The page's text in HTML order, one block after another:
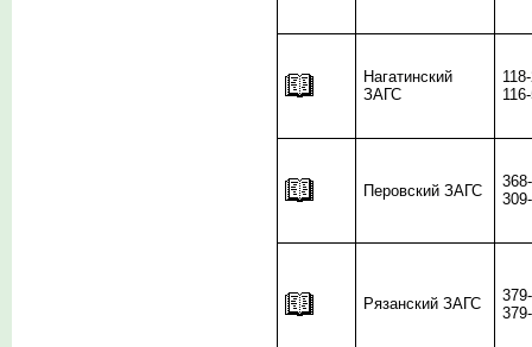
Нагатинский
ЗАГС
Перовский ЗАГС
Рязанский ЗАГС